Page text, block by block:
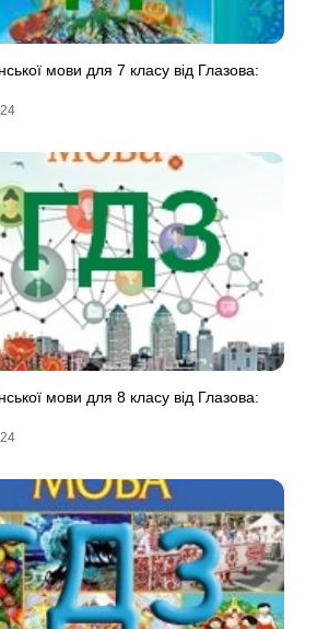
мови для 7 класу від Глазова:
мови для 8 класу від Глазова: